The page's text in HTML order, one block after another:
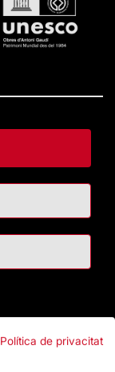
Política de privacitat